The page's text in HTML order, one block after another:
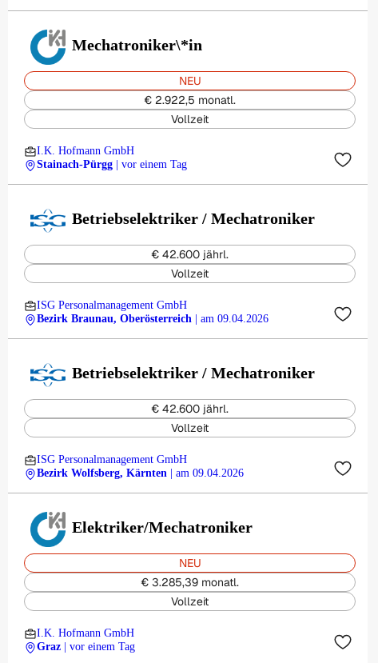
Mechatroniker\*in
NEU
€ 2.922,5 monatl.
Vollzeit
I.K. Hofmann GmbH
Stainach-Pürgg
| vor einem Tag
Betriebselektriker / Mechatroniker
€ 42.600 jährl.
Vollzeit
ISG Personalmanagement GmbH
Bezirk Braunau, Oberösterreich
| am 09.04.2026
Betriebselektriker / Mechatroniker
€ 42.600 jährl.
Vollzeit
ISG Personalmanagement GmbH
Bezirk Wolfsberg, Kärnten
| am 09.04.2026
Elektriker/Mechatroniker
NEU
€ 3.285,39 monatl.
Vollzeit
I.K. Hofmann GmbH
Graz
| vor einem Tag